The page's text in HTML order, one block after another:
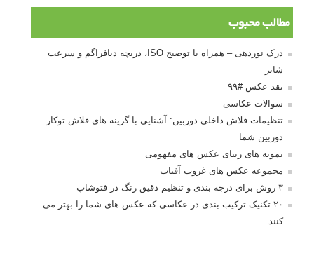
مطالب محبوب
درک نوردهی – همراه با توضیح ISO، دریچه دیافراگم و سرعت
شاتر
نقد عکس #۹۹
سوالات عکاسی
تنظیمات فلاش داخلی دوربین: آشنایی با گزینه های فلاش توکار
دوربین شما
نمونه های زیبای عکس های مفهومی
مجموعه عکس های غروب آفتاب
۳ روش برای درجه بندی و تنظیم دقیق رنگ در فتوشاپ
۲۰ تکنیک ترکیب بندی در عکاسی که عکس های شما را بهتر می
کنند